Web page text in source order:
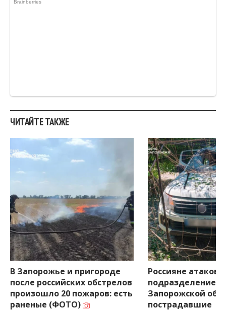
ЧИТАЙТЕ ТАКЖЕ
В Запорожье и пригороде
после российских обстрелов
произошло 20 пожаров: есть
раненые (ФОТО)
Россияне
подразделение
Запорожской
пострадавшие